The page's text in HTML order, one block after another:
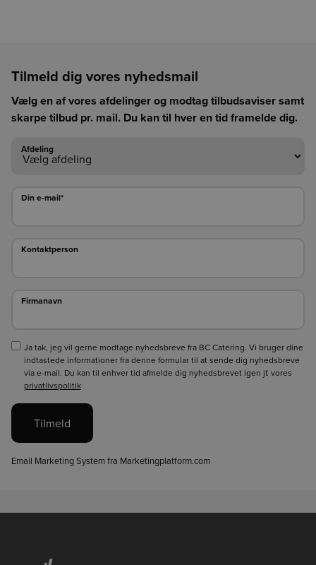
Tilmeld dig vores nyhedsmail
Vælg en af vores afdelinger og modtag tilbudsaviser samt
skarpe tilbud pr. mail. Du kan til hver en tid framelde dig.
Afdeling
Afdeling
Din e-mail*
Din e-mail*
Kontaktperson
Kontaktperson
Firmanavn
Firmanavn
Ja tak, jeg vil gerne modtage nyhedsbreve fra BC Catering. Vi bruger dine
indtastede informationer fra denne formular til at sende dig nyhedsbreve
via e-mail. Du kan til enhver tid afmelde dig nyhedsbrevet igen jf. vores
privatlivspolitik
Tilmeld
Email Marketing System fra Marketingplatform.com
Genindlæs
Genindlæs
Se mere her om beregningerne og værdierne
Genindlæs siden